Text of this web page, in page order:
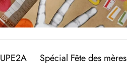
UPE2A Spécial Fête des mères